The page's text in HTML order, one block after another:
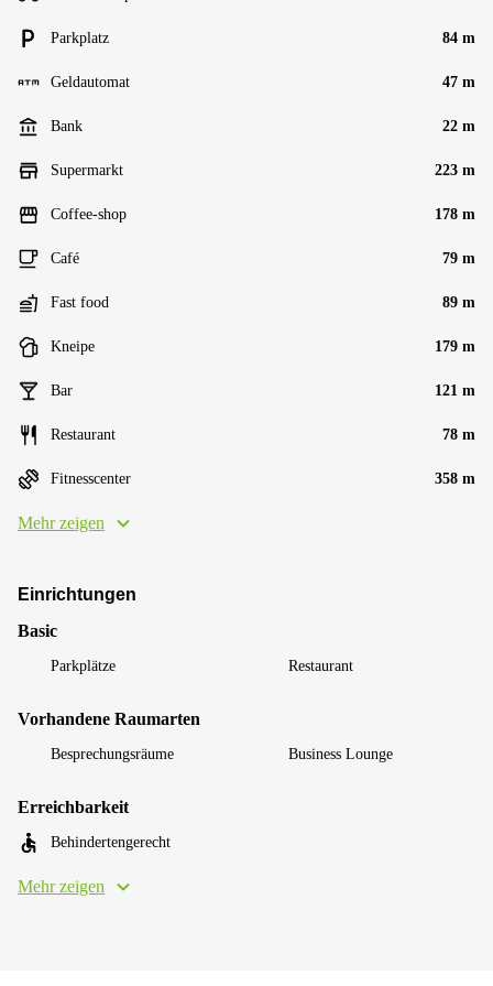
Parkplatz 84 m
Geldautomat 47 m
Bank 22 m
Supermarkt 223 m
Coffee-shop 178 m
Café 79 m
Fast food 89 m
Kneipe 179 m
Bar 121 m
Restaurant 78 m
Fitnesscenter 358 m
Mehr zeigen
Einrichtungen
Basic
Parkplätze Restaurant
Vorhandene Raumarten
Besprechungsräume Business Lounge
Erreichbarkeit
Behindertengerecht
Mehr zeigen